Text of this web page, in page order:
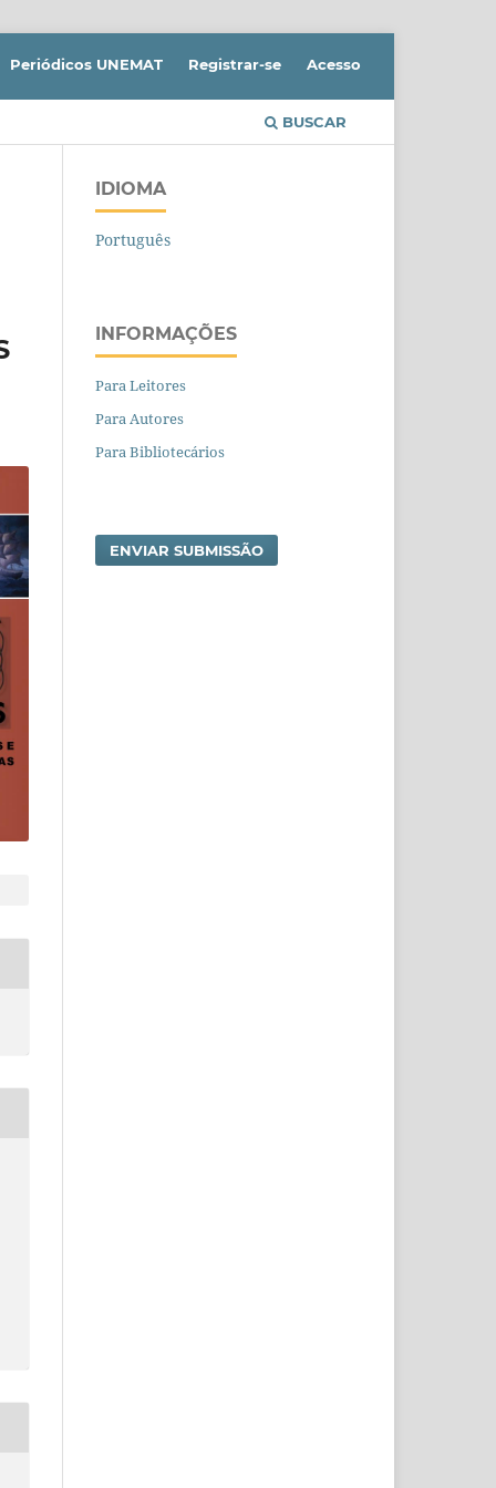
BUSCAR
Periódicos UNEMAT Registrar-se Acesso
IDIOMA
Português
INFORMAÇÕES
Para Leitores
Para Autores
Para Bibliotecários
ENVIAR SUBMISSÃO